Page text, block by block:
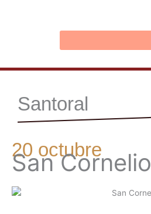
Santoral
20 octubre
San Cornelio